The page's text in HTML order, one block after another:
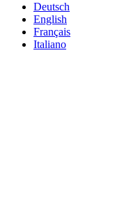
Deutsch
English
Français
Italiano